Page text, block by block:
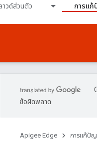
าวด์ส่วนตัว การแก้
ข้อผิดพลาด
Apigee Edge การแก้ปัญ